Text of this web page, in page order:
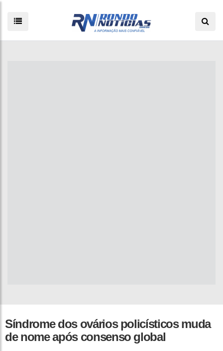
Síndrome dos ovários policísticos muda
de nome após consenso global